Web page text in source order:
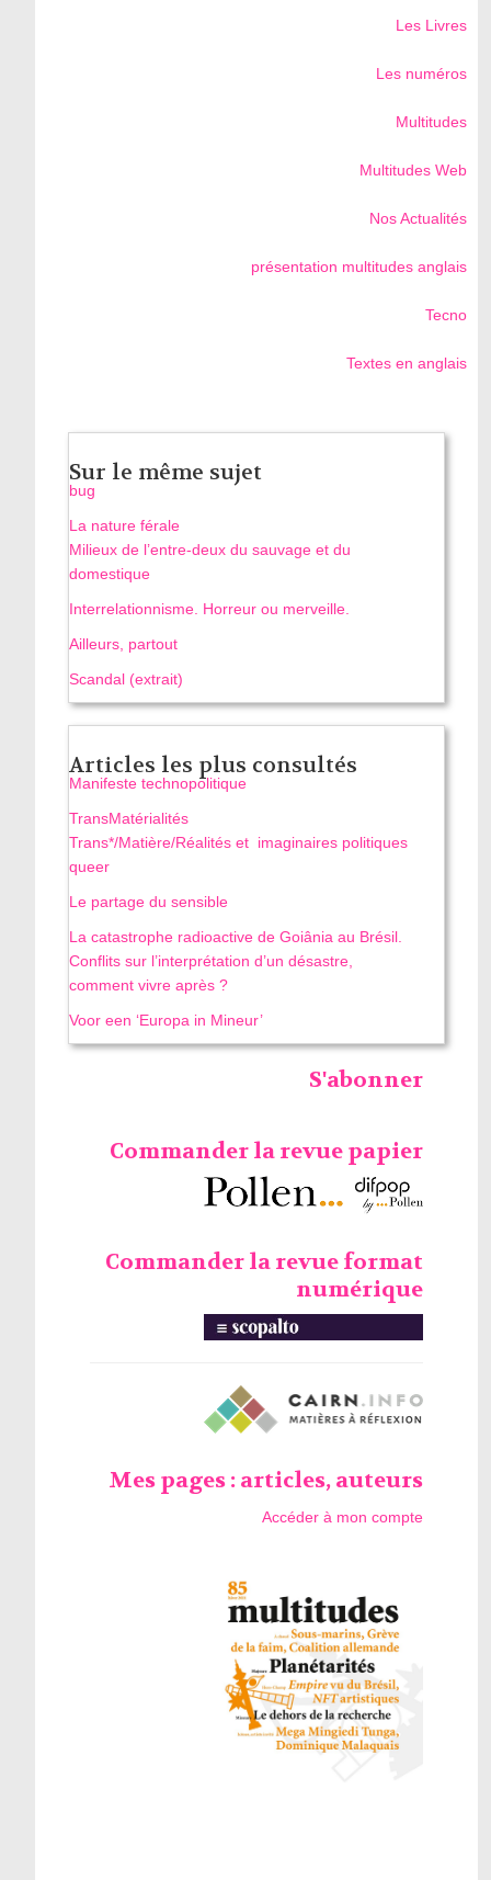
Les Livres
Les numéros
Multitudes
Multitudes Web
Nos Actualités
présentation multitudes anglais
Tecno
Textes en anglais
Sur le même sujet
bug
La nature férale
Milieux de l’entre-deux du sauvage et du
domestique
Interrelationnisme. Horreur ou merveille.
Ailleurs, partout
Scandal (extrait)
Articles les plus consultés
Manifeste technopolitique
TransMatérialités
Trans*/Matière/Réalités et imaginaires politiques
queer
Le partage du sensible
La catastrophe radioactive de Goiânia au Brésil.
Conflits sur l’interprétation d’un désastre,
comment vivre après ?
Voor een ‘Europa in Mineur’
S'abonner
Commander la revue papier
Commander la revue format
numérique
Mes pages : articles, auteurs
Accéder à mon compte